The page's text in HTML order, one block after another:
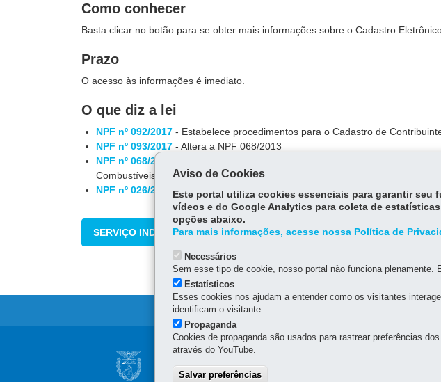
Como conhecer
Basta clicar no botão para se obter mais informações sobre o Cadastro
Prazo
O acesso às informações é imediato.
O que diz a lei
NPF nº 092/2017 - Estabelece procedimentos para o Cadastro de
NPF nº 093/2017 - Altera a NPF 068/2013
NPF nº 068/2013
Combustíveis
NPF nº 026/2020 - Disciplina os procedimentos para a opção pelo regime
SERVIÇO INDISPONÍVEL NO MOMENTO
Navegação
principal
Av. Vicente Machado, 445 - Centro
Aviso de Cookies
Este portal utiliza cookies essenciais para garantir seu
vídeos e do Google Analytics para coleta de
opções abaixo.
Para mais informações, acesse nossa Política de
Necessários
Sem esse tipo de cookie, nosso portal não funciona
Estatísticos
Esses cookies nos ajudam a entender como os visitantes
identificam o visitante.
Propaganda
Cookies de propaganda são usados para rastrear preferências
através do YouTube.
Salvar preferências